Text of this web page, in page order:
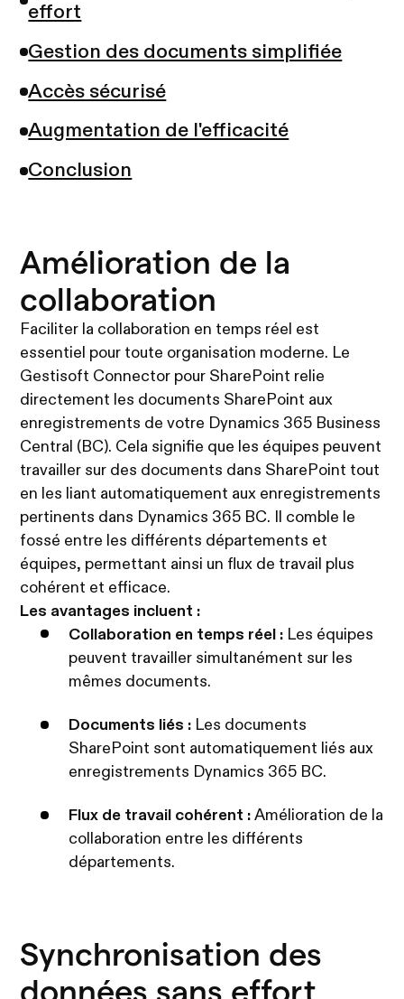
effort
Gestion des documents simplifiée
Accès sécurisé
Augmentation de l'efficacité
Conclusion
Amélioration de la
collaboration
Faciliter la collaboration en temps réel est
essentiel pour toute organisation moderne. Le
Gestisoft Connector pour SharePoint relie
directement les documents SharePoint aux
enregistrements de votre Dynamics 365 Business
Central (BC). Cela signifie que les équipes peuvent
travailler sur des documents dans SharePoint tout
en les liant automatiquement aux enregistrements
pertinents dans Dynamics 365 BC. Il comble le
fossé entre les différents départements et
équipes, permettant ainsi un flux de travail plus
cohérent et efficace.
Les avantages incluent :
Collaboration en temps réel : Les équipes
peuvent travailler simultanément sur les
mêmes documents.
Documents liés : Les documents
SharePoint sont automatiquement liés aux
enregistrements Dynamics 365 BC.
Flux de travail cohérent : Amélioration de la
collaboration entre les différents
départements.
Synchronisation des
données sans effort